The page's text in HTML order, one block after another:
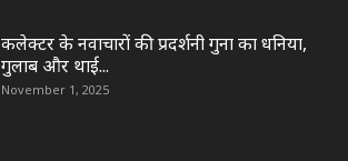
कलेक्टर के नवाचारों की प्रदर्शनी गुना का धनिया,
गुलाब और थाई...
November 1, 2025